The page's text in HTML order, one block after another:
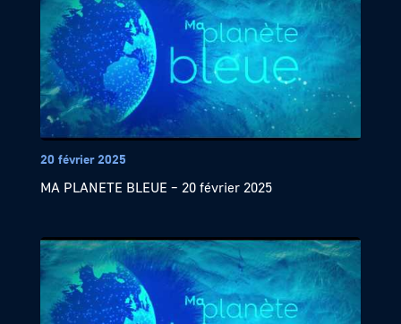
20 février 2025
MA PLANETE BLEUE – 20 février 2025